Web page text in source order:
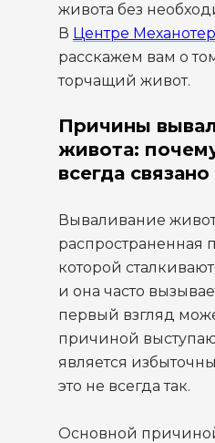
Вываливание
распространенная
которой
и она часто
первый взгляд
причиной
является
это не всегда так.
Основной
живота без
В Центре
расскажем вам о
торчащий живот.
Причины
живота:
всегда